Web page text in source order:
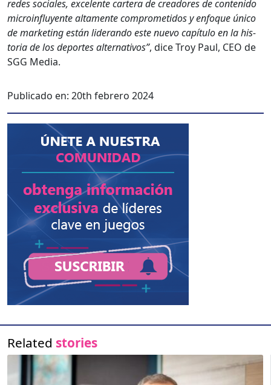
redes sociales, exce­lente cartera de creadores de con­tenido
microin­fluyente alta­mente com­pro­meti­dos y enfoque úni­co
de mar­ket­ing están lid­eran­do este nue­vo capí­tu­lo en la his­
to­ria de los deportes alter­na­tivos”, dice Troy Paul, CEO de
SGG Media.
Publicado en: 20th febrero 2024
Related stories